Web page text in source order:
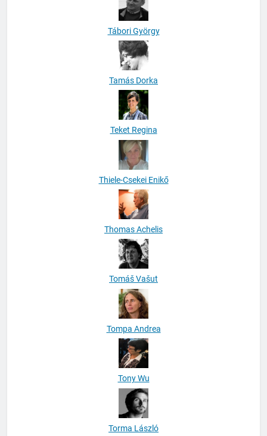
Tábori György
Tamás Dorka
Teket Regina
Thiele-Csekei Enikő
Thomas Achelis
Tomáš Vašut
Tompa Andrea
Tony Wu
Torma László